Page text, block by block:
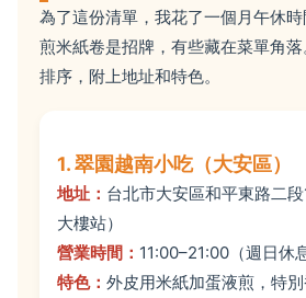
為了這份清單，我花了一個月午休
煎米紙卷是招牌，有些藏在菜單角
排序，附上地址和特色。
1. 翠園越南小吃（大安區）
地址： 台北市大安區和平東路二
大樓站）
營業時間： 11:00–21:00（週日休
特色： 外皮用米紙加蛋液煎，特